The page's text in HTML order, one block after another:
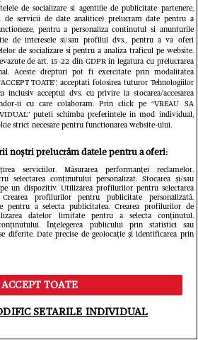
bătaie pe promoții la
lui Călin
O femeie a fost
de socializare si agentiile de publicitate partenere,
servicii de date analitice) prelucram date pentru a
pentru a personaliza continutul si anunturile
de interesele si/sau profilul dvs., pentru a va oferi
de socializare si pentru a analiza traficul pe website.
de art. 15-22 din GDPR in legatura cu prelucrarea
Aceste drepturi pot fi exercitate prin modalitatea
TOATE”, acceptati folosirea tuturor Tehnologiilor
inclusiv acceptul dvs. cu privire la stocarea/accesarea
ii cu care colaboram. Prin click pe “VREAU SA
puteti schimba preferintele in mod individual,
strict necesare pentru functionarea website-ului.
noștri prelucrăm datele pentru a oferi:
serviciilor. Măsurarea performanței reclamelor.
selectarea conținutului personalizat. Stocarea și/sau
un dispozitiv. Utilizarea profilurilor pentru selectarea
profilurilor pentru publicitate personalizată.
pentru a selecta publicitatea. Crearea profilurilor de
datelor limitate pentru a selecta conținutul.
Înțelegerea publicului prin statistici sau
diferite. Date precise de geolocație și identificarea prin
ACCEPT TOATE
SETARILE INDIVIDUAL